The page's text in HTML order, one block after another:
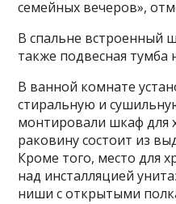
семейных вечеров»,
В спальне встроенный
также подвесная тумба
В ванной комнате
стиральную и
монтировали шкаф для
раковину состоит из
Кроме того, место для
над инсталляцией
ниши с открытыми